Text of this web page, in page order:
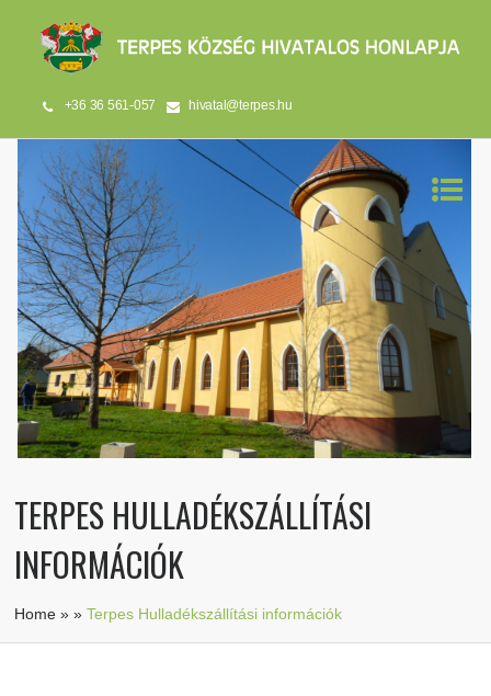
+36 36 561-057 hivatal@terpes.hu
TERPES HULLADÉKSZÁLLÍTÁSI
INFORMÁCIÓK
Home »»Terpes Hulladékszállítási információk